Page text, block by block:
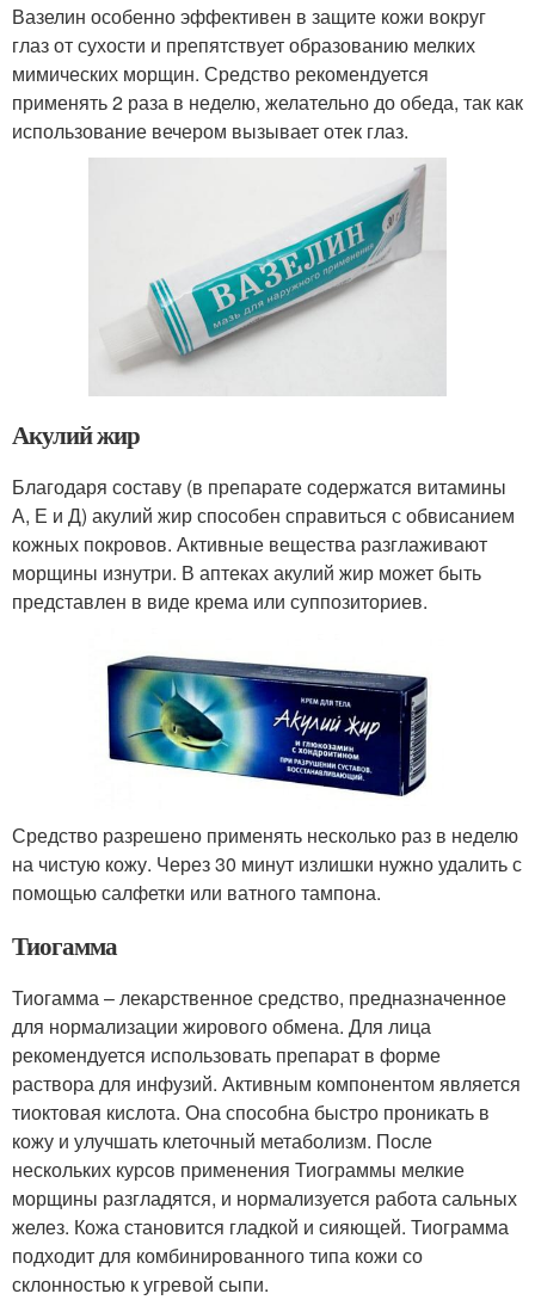
Вазелин особенно эффективен в защите кожи вокруг
глаз от сухости и препятствует образованию мелких
мимических морщин. Средство рекомендуется
применять 2 раза в неделю, желательно до обеда, так как
использование вечером вызывает отек глаз.
Акулий жир
Благодаря составу (в препарате содержатся витамины
А, Е и Д) акулий жир способен справиться с обвисанием
кожных покровов. Активные вещества разглаживают
морщины изнутри. В аптеках акулий жир может быть
представлен в виде крема или суппозиториев.
Средство разрешено применять несколько раз в неделю
на чистую кожу. Через 30 минут излишки нужно удалить с
помощью салфетки или ватного тампона.
Тиогамма
Тиогамма – лекарственное средство, предназначенное
для нормализации жирового обмена. Для лица
рекомендуется использовать препарат в форме
раствора для инфузий. Активным компонентом является
тиоктовая кислота. Она способна быстро проникать в
кожу и улучшать клеточный метаболизм. После
нескольких курсов применения Тиограммы мелкие
морщины разгладятся, и нормализуется работа сальных
желез. Кожа становится гладкой и сияющей. Тиограмма
подходит для комбинированного типа кожи со
склонностью к угревой сыпи.